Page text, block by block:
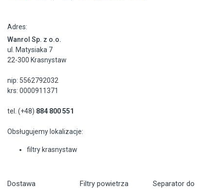
Adres:
Wanrol Sp. z o.o.
ul. Matysiaka 7
22-300 Krasnystaw
nip: 5562792032
krs: 0000911371
tel. (+48) 884 800 551
Obsługujemy lokalizacje:
filtry krasnystaw
Dostawa Filtry powietrza
Separator do